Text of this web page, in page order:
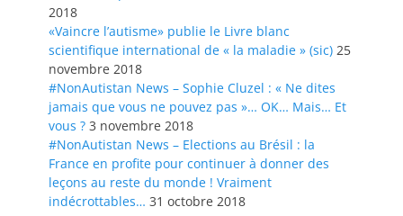
2018
«Vaincre l’autisme» publie le Livre blanc
scientifique international de « la maladie » (sic) 25
novembre 2018
#NonAutistan News – Sophie Cluzel : « Ne dites
jamais que vous ne pouvez pas »… OK… Mais… Et
vous ? 3 novembre 2018
#NonAutistan News – Elections au Brésil : la
France en profite pour continuer à donner des
leçons au reste du monde ! Vraiment
indécrottables… 31 octobre 2018